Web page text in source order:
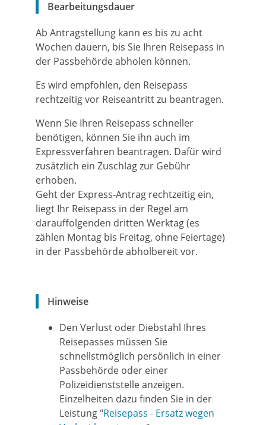
Bearbeitungsdauer
Ab Antragstellung kann es bis zu acht
Wochen dauern, bis Sie Ihren Reisepass in
der Passbehörde abholen können.
Es wird empfohlen, den Reisepass
rechtzeitig vor Reiseantritt zu beantragen.
Wenn Sie Ihren Reisepass schneller
benötigen, können Sie ihn auch im
Expressverfahren beantragen. Dafür wird
zusätzlich ein Zuschlag zur Gebühr
erhoben.
Geht der Express-Antrag rechtzeitig ein,
liegt Ihr Reisepass in der Regel am
darauffolgenden dritten Werktag (es
zählen Montag bis Freitag, ohne Feiertage)
in der Passbehörde abholbereit vor.
Hinweise
Den Verlust oder Diebstahl Ihres
Reisepasses müssen Sie
schnellstmöglich persönlich in einer
Passbehörde oder einer
Polizeidienststelle anzeigen.
Einzelheiten dazu finden Sie in der
Leistung "Reisepass - Ersatz wegen